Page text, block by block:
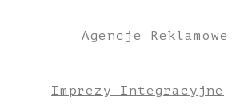
Agencje Reklamowe
Imprezy Integracyjne